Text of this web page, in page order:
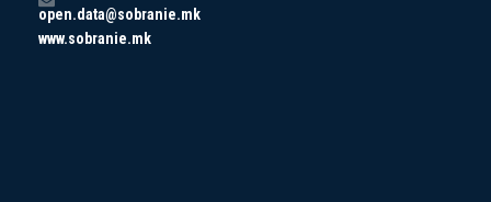
open.data@sobranie.mk
www.sobranie.mk